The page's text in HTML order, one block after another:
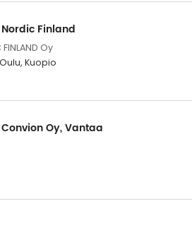
Finland
FINLAND Oy
Kuopio
Oy, Vantaa